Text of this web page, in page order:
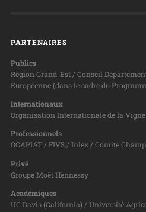
PARTENAIRES
Publics
Région Grand-Est / Conseil
Européenne (dans le cadre du
Internationaux
Organisation Internationale de la Vigne
Professionnels
OCAPIAT / FIVS / Inlex / Comité
Privé
Groupe Moët Hennessy
Académiques
UC Davis (California) / Université